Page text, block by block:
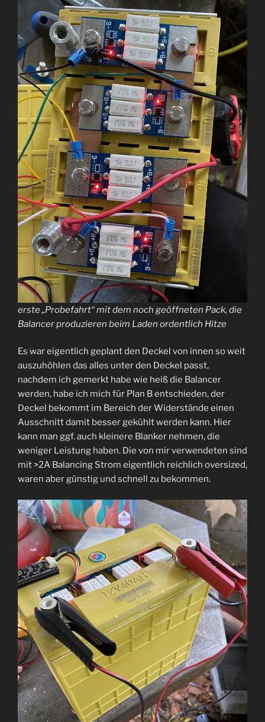
erste „Probefahrt“ mit dem noch geöffneten Pack, die
Balancer produzieren beim Laden ordentlich Hitze
Es war eigentlich geplant den Deckel von innen so weit
auszuhöhlen das alles unter den Deckel passt,
nachdem ich gemerkt habe wie heiß die Balancer
werden, habe ich mich für Plan B entschieden, der
Deckel bekommt im Bereich der Widerstände einen
Ausschnitt damit besser gekühlt werden kann. Hier
kann man ggf. auch kleinere Blanker nehmen, die
weniger Leistung haben. Die von mir verwendeten sind
mit >2A Balancing Strom eigentlich reichlich oversized,
waren aber günstig und schnell zu bekommen.